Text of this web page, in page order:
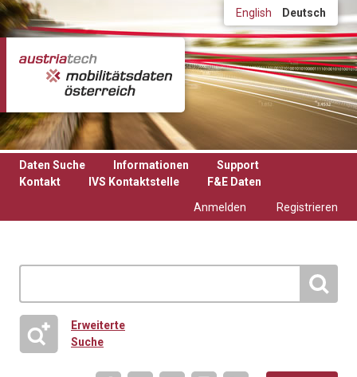
Direkt zum Inhalt English Deutsch
Daten Suche Informationen
Support
Kontakt
IVS Kontaktstelle
F&E Daten
Anmelden
Registrieren
Erweiterte
Suche